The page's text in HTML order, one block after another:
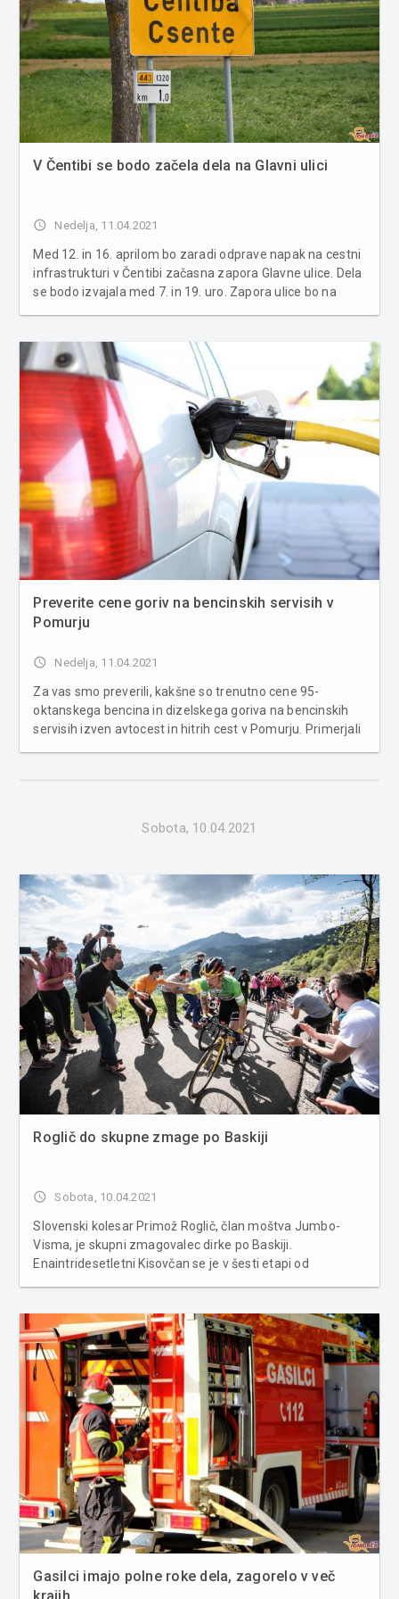
V Čentibi se bodo začela dela na Glavni ulici
access_time Nedelja, 11.04.2021
Med 12. in 16. aprilom bo zaradi odprave napak na cestni
infrastrukturi v Čentibi začasna zapora Glavne ulice. Dela
se bodo izvajala med 7. in 19. uro. Zapora ulice bo na
aprilom ...
Preverite cene goriv na bencinskih servisih v
Pomurju
access_time Nedelja, 11.04.2021
Za vas smo preverili, kakšne so trenutno cene 95-
oktanskega bencina in dizelskega goriva na bencinskih
servisih izven avtocest in hitrih cest v Pomurju. Primerjali
Sobota, 10.04.2021
Roglič do skupne zmage po Baskiji
access_time Sobota, 10.04.2021
Slovenski kolesar Primož Roglič, član moštva Jumbo-
Visma, je skupni zmagovalec dirke po Baskiji.
Enaintridesetletni Kisovčan se je v šesti etapi od
Pogačarjem (UAE Team Emirates) in na koncu ...
Gasilci imajo polne roke dela, zagorelo v več
krajih